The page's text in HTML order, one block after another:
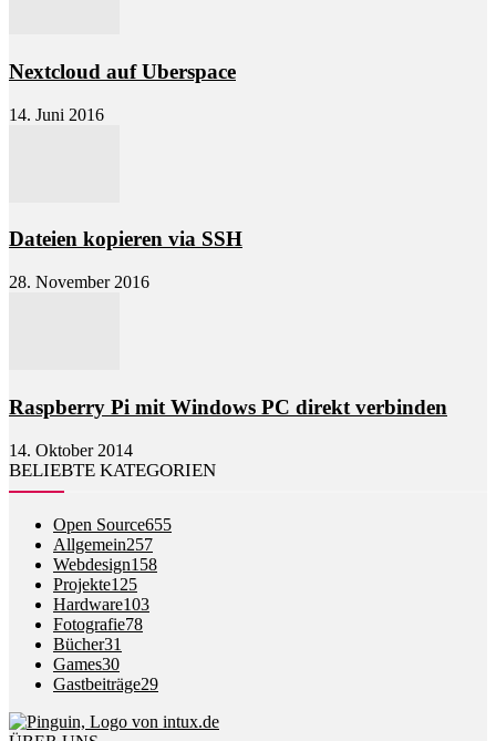
Nextcloud auf Uberspace
14. Juni 2016
Dateien kopieren via SSH
28. November 2016
Raspberry Pi mit Windows PC direkt verbinden
14. Oktober 2014
BELIEBTE KATEGORIEN
Open Source655
Allgemein257
Webdesign158
Projekte125
Hardware103
Fotografie78
Bücher31
Games30
Gastbeiträge29